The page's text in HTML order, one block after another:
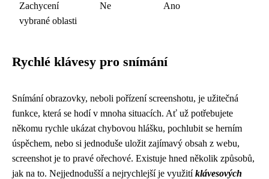
Zachycení
vybrané oblasti
Ne Ano
Rychlé klávesy pro snímání
Snímání obrazovky, neboli pořízení screenshotu, je užitečná
funkce, která se hodí v mnoha situacích. Ať už potřebujete
někomu rychle ukázat chybovou hlášku, pochlubit se herním
úspěchem, nebo si jednoduše uložit zajímavý obsah z webu,
screenshot je to pravé ořechové. Existuje hned několik způsobů,
jak na to. Nejjednodušší a nejrychlejší je využitíklávesových